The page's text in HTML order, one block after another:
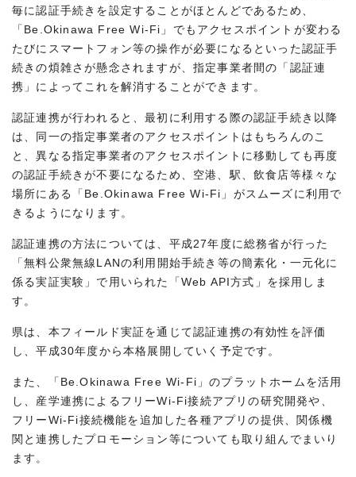
毎に認証手続きを設定することがほとんどであるため、
「Be.Okinawa Free Wi-Fi」でもアクセスポイントが変わる
たびにスマートフォン等の操作が必要になるといった認証手
続きの煩雑さが懸念されますが、指定事業者間の「認証連
携」によってこれを解消することができます。
認証連携が行われると、最初に利用する際の認証手続き以降
は、同一の指定事業者のアクセスポイントはもちろんのこ
と、異なる指定事業者のアクセスポイントに移動しても再度
の認証手続きが不要になるため、空港、駅、飲食店等様々な
場所にある「Be.Okinawa Free Wi-Fi」がスムーズに利用で
きるようになります。
認証連携の方法については、平成27年度に総務省が行った
「無料公衆無線LANの利用開始手続き等の簡素化・一元化に
係る実証実験」で用いられた「Web API方式」を採用しま
す。
県は、本フィールド実証を通じて認証連携の有効性を評価
し、平成30年度から本格展開していく予定です。
また、「Be.Okinawa Free Wi-Fi」のプラットホームを活用
し、産学連携によるフリーWi-Fi接続アプリの研究開発や、
フリーWi-Fi接続機能を追加した各種アプリの提供、関係機
関と連携したプロモーション等についても取り組んでまいり
ます。